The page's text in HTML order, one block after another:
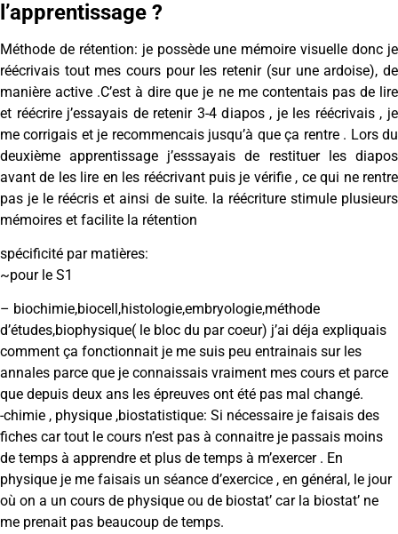
l’apprentissage ?
Méthode de rétention: je possède une mémoire visuelle donc je
réécrivais tout mes cours pour les retenir (sur une ardoise), de
manière active .C’est à dire que je ne me contentais pas de lire
et réécrire j’essayais de retenir 3-4 diapos , je les réécrivais , je
me corrigais et je recommencais jusqu’à que ça rentre . Lors du
deuxième apprentissage j’esssayais de restituer les diapos
avant de les lire en les réécrivant puis je vérifie , ce qui ne rentre
pas je le réécris et ainsi de suite. la réécriture stimule plusieurs
mémoires et facilite la rétention
spécificité par matières:
~pour le S1
– biochimie,biocell,histologie,embryologie,méthode
d’études,biophysique( le bloc du par coeur) j’ai déja expliquais
comment ça fonctionnait je me suis peu entrainais sur les
annales parce que je connaissais vraiment mes cours et parce
que depuis deux ans les épreuves ont été pas mal changé.
-chimie , physique ,biostatistique: Si nécessaire je faisais des
fiches car tout le cours n’est pas à connaitre je passais moins
de temps à apprendre et plus de temps à m’exercer . En
physique je me faisais un séance d’exercice , en général, le jour
où on a un cours de physique ou de biostat’ car la biostat’ ne
me prenait pas beaucoup de temps.